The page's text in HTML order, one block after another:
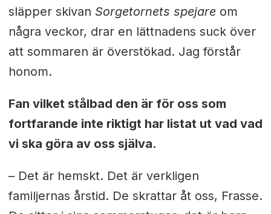
släpper skivan Sorgetornets spejareom
några veckor, drar en lättnadens suck över
att sommaren är överstökad. Jag förstår
honom.
Fan vilket stålbad den är för oss som
fortfarande inte riktigt har listat ut vad vad
vi ska göra av oss själva.
– Det är hemskt. Det är verkligen
familjernas årstid. De skrattar åt oss, Frasse.